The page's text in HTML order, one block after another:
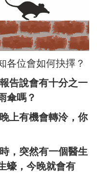
各位會如何抉擇？
告說會有十分之一
傘嗎？
上有機會轉泠，你
，突然有一個醫生
蠔，今晚就會有